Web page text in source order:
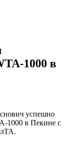
1000 в
успешно
1000 в Пекине с